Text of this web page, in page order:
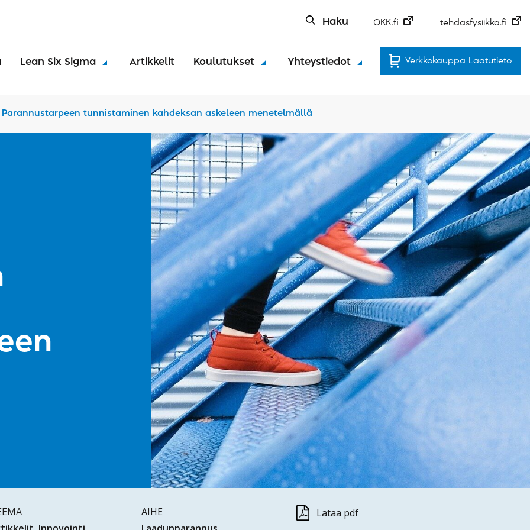
Haku QKK.fi tehdasfysiikka.fi
Lean Six Sigma Artikkelit Koulutukset Yhteystiedot Verkkokauppa Laatutieto
Parannustarpeen tunnistaminen kahdeksan askeleen menetelmällä
AIHE
Lataa pdf